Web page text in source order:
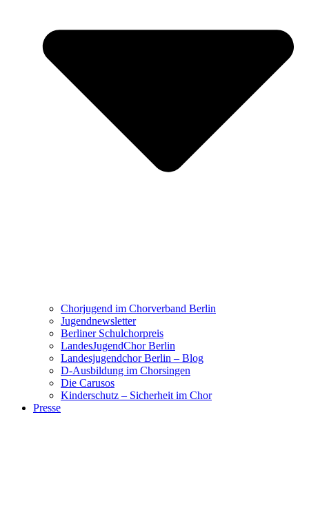
Chorjugend im Chorverband Berlin
Jugendnewsletter
Berliner Schulchorpreis
LandesJugendChor Berlin
Landesjugendchor Berlin – Blog
D-Ausbildung im Chorsingen
Die Carusos
Kinderschutz – Sicherheit im Chor
Presse